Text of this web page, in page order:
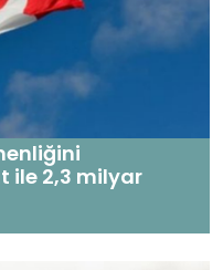
ile 2,3 milyar